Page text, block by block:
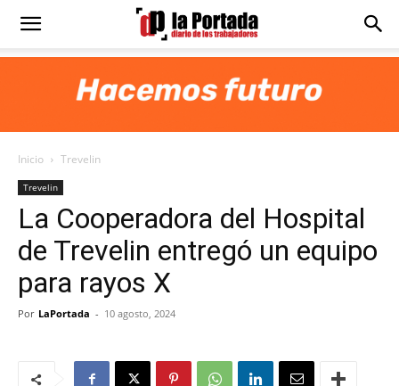
Diario
Portada
Inicio Trevelin
Trevelin
La Cooperadora del Hospital
de Trevelin entregó un equipo
para rayos X
Por LaPortada - 10 agosto, 2024